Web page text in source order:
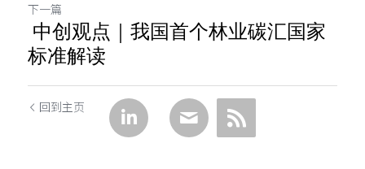
下一篇
中创观点｜我国首个林业碳汇国家
标准解读
回到主页